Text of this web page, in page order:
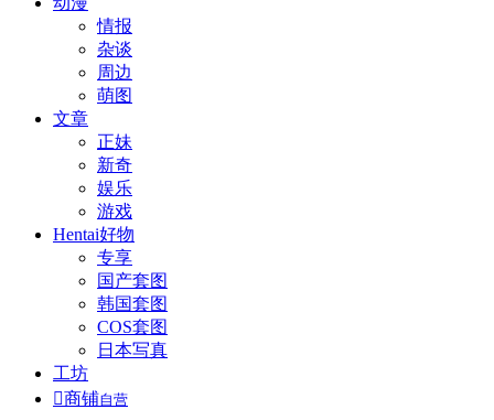
情报
杂谈
周边
萌图
文章
正妹
新奇
娱乐
游戏
Hentai好物
专享
国产套图
韩国套图
COS套图
日本写真
工坊
商铺自营